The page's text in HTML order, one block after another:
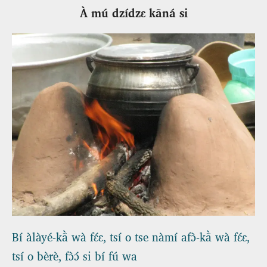
À mú dzídzɛ kãná si
Bí àlàyé-kã̀ wà fɛ́ɛ, tsí o tse nàmí afɔ̀-kã̀ wà fɛ́ɛ,
tsí o bèrè, fɔ̀ɔ́ si bí fú wa